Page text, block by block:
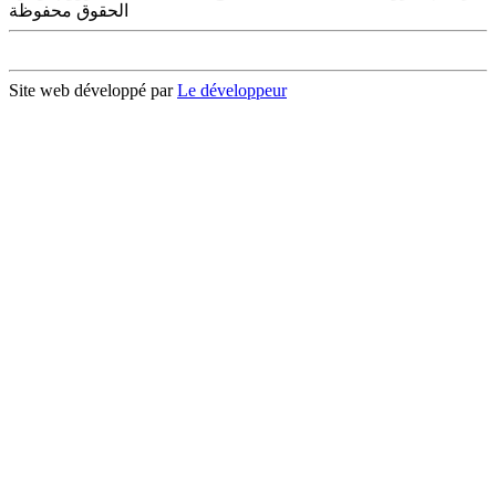
الحقوق محفوظة
Site web développé parLe développeur